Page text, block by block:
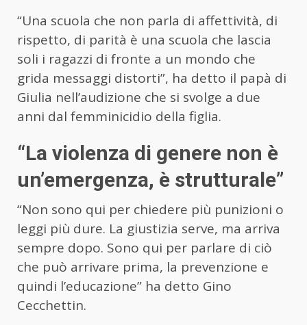
“Una scuola che non parla di affettività, di
rispetto, di parità è una scuola che lascia
soli i ragazzi di fronte a un mondo che
grida messaggi distorti”, ha detto il papà di
Giulia nell’audizione che si svolge a due
anni dal femminicidio della figlia.
“La violenza di genere non è
un’emergenza, è strutturale”
“Non sono qui per chiedere più punizioni o
leggi più dure. La giustizia serve, ma arriva
sempre dopo. Sono qui per parlare di ciò
che può arrivare prima, la prevenzione e
quindi l’educazione” ha detto Gino
Cecchettin.